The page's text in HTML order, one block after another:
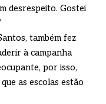
desrespeito. Gostei
também fez
à campanha
por isso,
as escolas estão